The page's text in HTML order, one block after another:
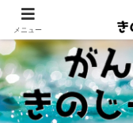
メニュー